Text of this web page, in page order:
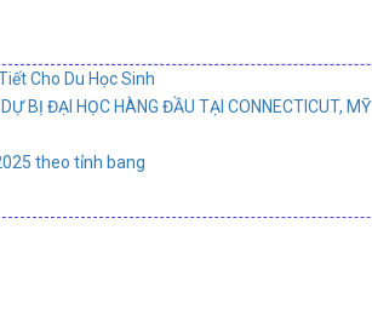
Cho Du Học Sinh
BỊ ĐẠI HỌC HÀNG ĐẦU TẠI CONNECTICUT, MỸ
theo tỉnh bang